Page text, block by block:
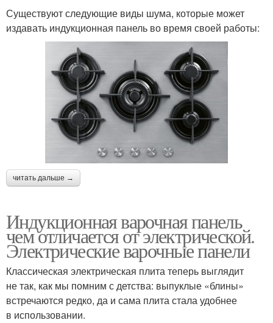
Существуют следующие виды шума, которые может
издавать индукционная панель во время своей работы:
читать дальше →
Индукционная варочная панель
чем отличается от электрической.
Электрические варочные панели
Классическая электрическая плита теперь выглядит
не так, как мы помним с детства: выпуклые «блины»
встречаются редко, да и сама плита стала удобнее
в использовании.